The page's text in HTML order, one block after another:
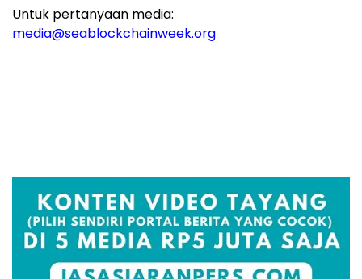
Untuk pertanyaan media:
media@seablockchainweek.org